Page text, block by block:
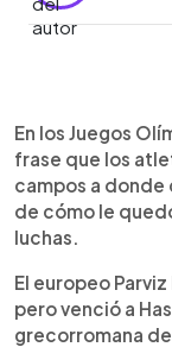
►
En los Juegos
frase que los
campos a donde
de cómo le
luchas.
El europeo
pero venció a
grecorromana